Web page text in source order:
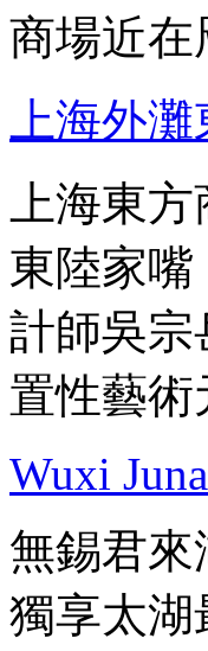
商場近在
上海外
上海東
東陸家
計師吳宗
置性藝
Wuxi
無錫君
獨享太湖